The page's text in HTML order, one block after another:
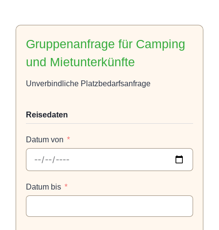
Gruppenanfrage für Camping
und Mietunterkünfte
Unverbindliche Platzbedarfsanfrage
Reisedaten
Datum von
Datum bis